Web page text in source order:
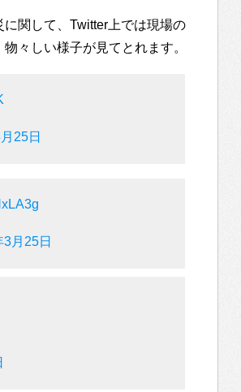
関して、Twitter上では現場の
々しい様子が見てとれます。
25日
月25日